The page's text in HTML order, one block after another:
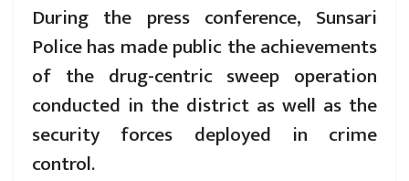
During the press conference, Sunsari
Police has made public the achievements
of the drug-centric sweep operation
conducted in the district as well as the
security forces deployed in crime
control.